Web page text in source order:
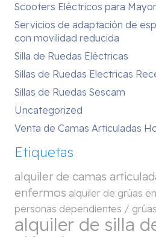
Scooters Eléctricos para
Servicios de adaptación de
con movilidad reducida
Silla de Ruedas Eléctricas
Sillas de Ruedas Electricas
Sillas de Ruedas Sescam
Uncategorized
Venta de Camas Articuladas
Etiquetas
alquiler de camas
enfermos alquiler de grúas
personas dependientes /
alquiler de silla